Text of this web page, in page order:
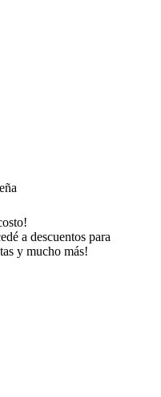
a descuentos para
y mucho más!